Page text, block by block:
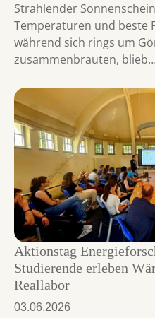
Strahlender
Temperaturen und beste
während sich rings um
zusammenbrauten, blieb…
Aktionstag
Studierende erleben
Reallabor
03.06.2026